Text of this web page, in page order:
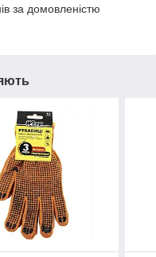
за домовленістю